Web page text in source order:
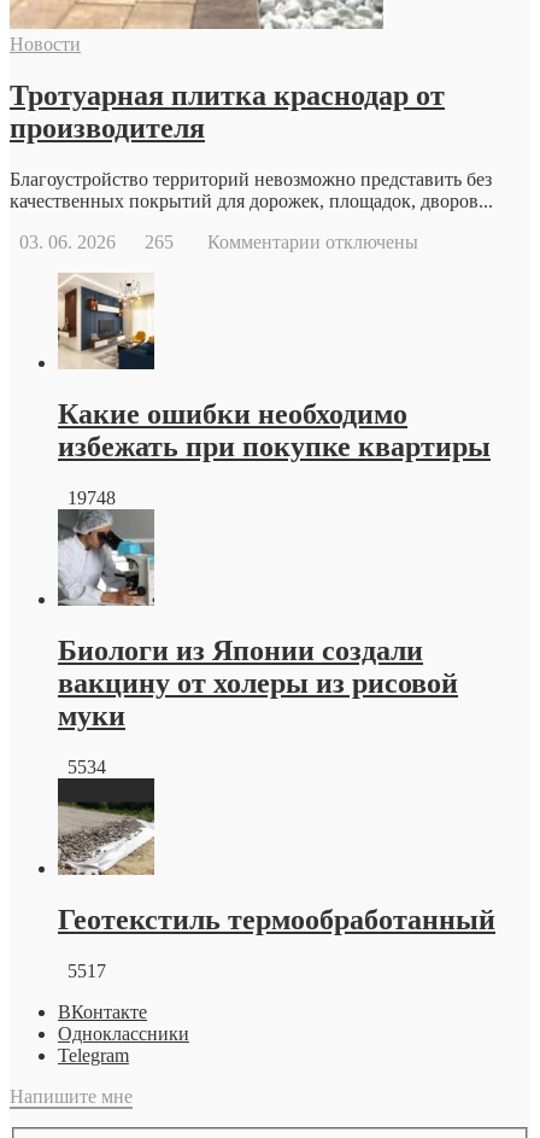
возможности
современной
Новости
Тротуарная плитка краснодар от
производителя
Благоустройство территорий невозможно представить без
качественных покрытий для дорожек, площадок, дворов...
03. 06. 2026
265 Комментарии котключены
Какие ошибки необходимо
избежать при покупке квартиры
19748
Биологи из Японии создали
вакцину от холеры из рисовой
муки
5534
Геотекстиль термообработанный
5517
ВКонтакте
Одноклассники
Telegram
Напишите мне